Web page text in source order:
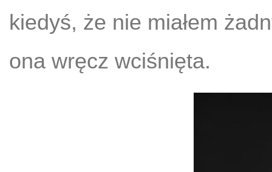
kiedyś, że nie miałem
ona wręcz wciśnięta.